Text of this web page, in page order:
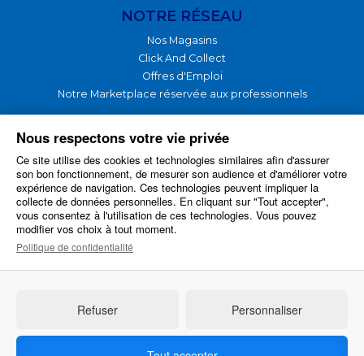
NOTRE RÉSEAU
Nos Magasins
Click And Collect
Offres d'Emploi
Notre Marketplace réservée aux professionnels
NOTRE GROUPE
Nos Produits
Nos Services
Notre Plateforme logistique
Nos Actualités
Notre Historique
Notre Stratégie et nos Objectifs
Conditions Générales de Vente Mentions légales-Politique de
Nous respectons votre vie privée
Ce site utilise des cookies et technologies similaires afin d'assurer
son bon fonctionnement, de mesurer son audience et d'améliorer votre
expérience de navigation. Ces technologies peuvent impliquer la
collecte de données personnelles. En cliquant sur "Tout accepter",
vous consentez à l'utilisation de ces technologies. Vous pouvez
modifier vos choix à tout moment.
Politique de confidentialité
Refuser Personnaliser